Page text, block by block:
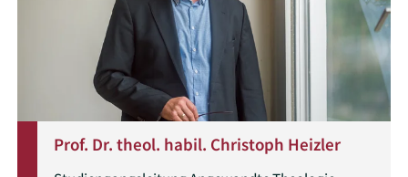
Prof. Dr. theol. habil. Christoph Heizler